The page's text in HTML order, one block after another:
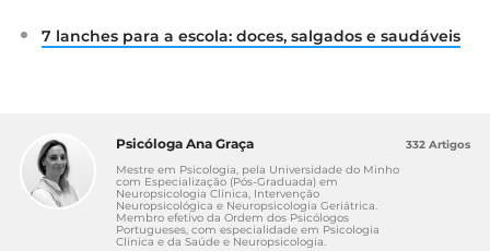
7 lanches para a escola: doces, salgados e saudáveis
Psicóloga Ana Graça
Mestre em Psicologia, pela Universidade do Minho
com Especialização (Pós-Graduada) em
Neuropsicologia Clínica, Intervenção
Neuropsicológica e Neuropsicologia Geriátrica.
Membro efetivo da Ordem dos Psicólogos
Portugueses, com especialidade em Psicologia
Clínica e da Saúde e Neuropsicologia.
332 Artigos